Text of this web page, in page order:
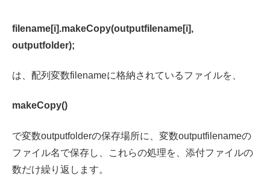
filename[i].makeCopy(outputfilename[i],
outputfolder);
は、配列変数filenameに格納されているファイルを、
makeCopy()
で変数outputfolderの保存場所に、変数outputfilenameの
ファイル名で保存し、これらの処理を、添付ファイルの
数だけ繰り返します。